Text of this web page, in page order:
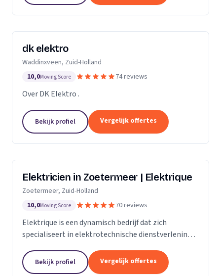
dk elektro
Waddinxveen, Zuid-Holland
10,0Moving Score 74 reviews
Over DK Elektro .
Bekijk profiel Vergelijk offertes
Elektricien in Zoetermeer | Elektrique
Zoetermeer, Zuid-Holland
10,0Moving Score 70 reviews
Elektrique is een dynamisch bedrijf dat zich
specialiseert in elektrotechnische dienstverlening.
klanttevredenheid, streven we ernaar om elke klus,
groot of...
Bekijk profiel Vergelijk offertes